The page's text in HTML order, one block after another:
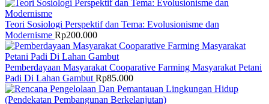
Teori Sosiologi Perspektif dan Tema: Evolusionisme dan
Modernisme Rp200.000
Pemberdayaan Masyarakat Cooparative Farming Masyarakat Petani
Padi Di Lahan Gambut Rp85.000